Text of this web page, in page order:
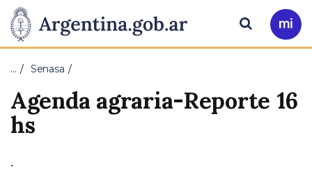
Presidencia
de
Nación
Pasar al contenido principal
Ir
a
Buscar
… Senasa
Agenda agraria-Reporte 16
hs
.